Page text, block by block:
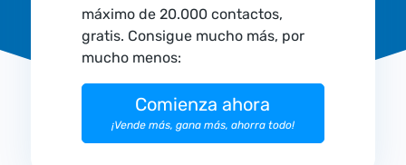
máximo de 20.000 contactos,
gratis. Consigue mucho más, por
mucho menos:
Comienza ahora
¡Vende más, gana más, ahorra todo!